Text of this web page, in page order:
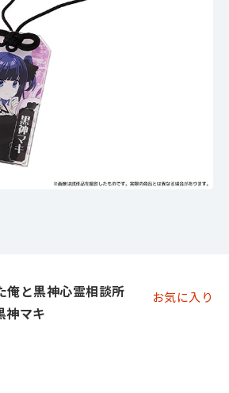
俺と黒神心霊相談所
神マキ
お気に入り